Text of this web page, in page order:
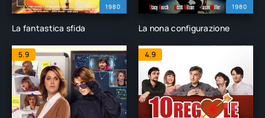
1980
La fantastica sfida
1980
La nona configurazione
5.9 4.9